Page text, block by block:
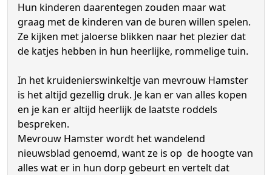
Hun kinderen daarentegen zouden maar wat
graag met de kinderen van de buren willen spelen.
Ze kijken met jaloerse blikken naar het plezier dat
de katjes hebben in hun heerlijke, rommelige tuin.
In het kruidenierswinkeltje van mevrouw Hamster
is het altijd gezellig druk. Je kan er van alles kopen
en je kan er altijd heerlijk de laatste roddels
bespreken.
Mevrouw Hamster wordt het wandelend
nieuwsblad genoemd, want ze is op de hoogte van
alles wat er in hun dorp gebeurt en vertelt dat